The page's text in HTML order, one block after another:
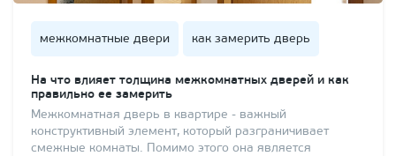
межкомнатные двери как замерить дверь
На что влияет толщина межкомнатных дверей и как
правильно ее замерить
Межкомнатная дверь в квартире - важный
конструктивный элемент, который разграничивает
смежные комнаты. Помимо этого она является